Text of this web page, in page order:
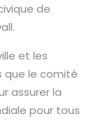
de
et les
que le comité
assurer la
pour tous